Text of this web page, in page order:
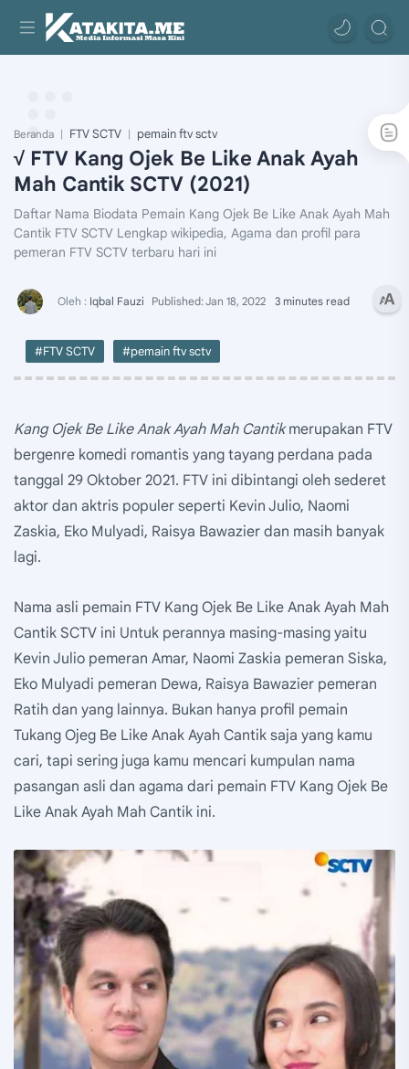
Beranda FTV SCTV pemain ftv sctv
√ FTV Kang Ojek Be Like Anak Ayah
Mah Cantik SCTV (2021)
Daftar Nama Biodata Pemain Kang Ojek Be Like Anak Ayah Mah
Cantik FTV SCTV Lengkap wikipedia, Agama dan profil para
pemeran FTV SCTV terbaru hari ini
3 minutes read
#FTV SCTV #pemain ftv sctv
Kang Ojek Be Like Anak Ayah Mah Cantikmerupakan FTV
bergenre komedi romantis yang tayang perdana pada
tanggal 29 Oktober 2021. FTV ini dibintangi oleh sederet
aktor dan aktris populer seperti Kevin Julio, Naomi
Zaskia, Eko Mulyadi, Raisya Bawazier dan masih banyak
lagi.
Nama asli pemain FTV Kang Ojek Be Like Anak Ayah Mah
Cantik SCTV ini Untuk perannya masing-masing yaitu
Kevin Julio pemeran Amar, Naomi Zaskia pemeran Siska,
Eko Mulyadi pemeran Dewa, Raisya Bawazier pemeran
Ratih dan yang lainnya. Bukan hanya profil pemain
Tukang Ojeg Be Like Anak Ayah Cantik saja yang kamu
cari, tapi sering juga kamu mencari kumpulan nama
pasangan asli dan agama dari pemain FTV Kang Ojek Be
Like Anak Ayah Mah Cantik ini.